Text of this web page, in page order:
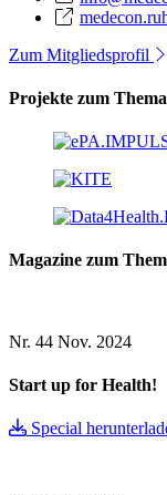
Zum Mitgliedsprofil
Projekte zum Thema
Magazine zum
Nr. 44 Nov. 2024
Start up for Health!
Special